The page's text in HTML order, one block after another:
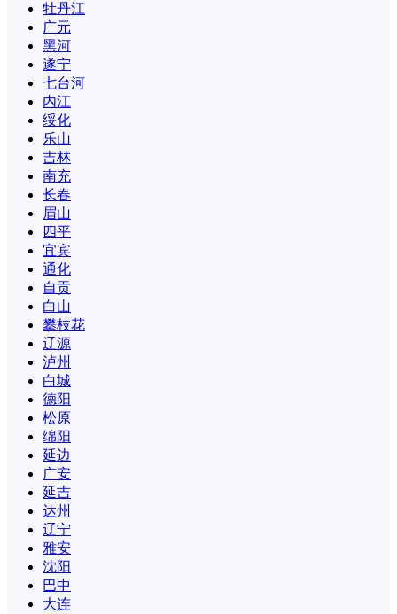
牡丹江
广元
黑河
遂宁
七台河
内江
绥化
乐山
吉林
南充
长春
眉山
四平
宜宾
通化
自贡
白山
攀枝花
辽源
泸州
白城
德阳
松原
绵阳
延边
广安
延吉
达州
辽宁
雅安
沈阳
巴中
大连